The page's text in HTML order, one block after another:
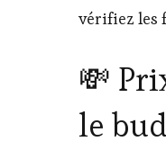
vérifiez les
💸
le